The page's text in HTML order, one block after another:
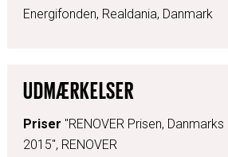
Energifonden, Realdania, Danmark
UDMÆRKELSER
Priser "RENOVER Prisen,
2015", RENOVER